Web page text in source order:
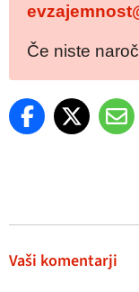
Če niste
Vaši komentarji